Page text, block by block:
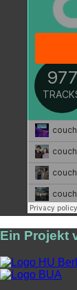
Ein Projekt